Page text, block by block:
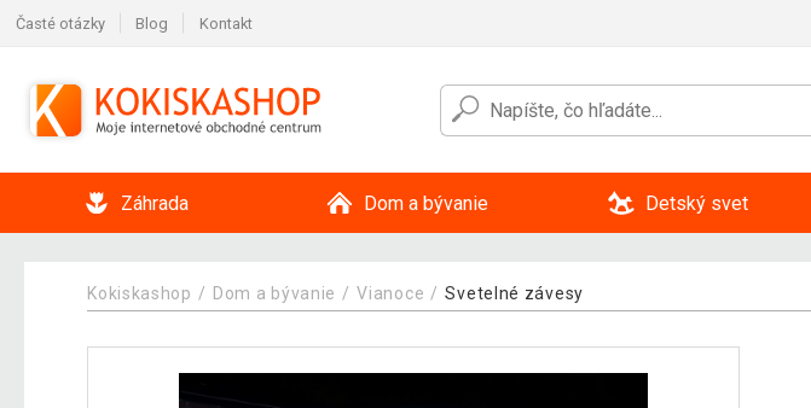
Časté otázky Blog Kontakt
Záhrada Dom a bývanie Detský svet
Kokiskashop Dom a bývanie Vianoce Svetelné závesy